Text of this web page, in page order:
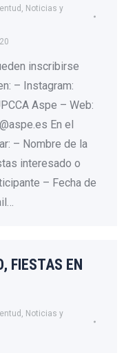
, Noticias y
inscribirse
– Instagram:
Aspe – Web:
En el
– Nombre de la
interesado o
– Fecha de
FIESTAS EN
, Noticias y